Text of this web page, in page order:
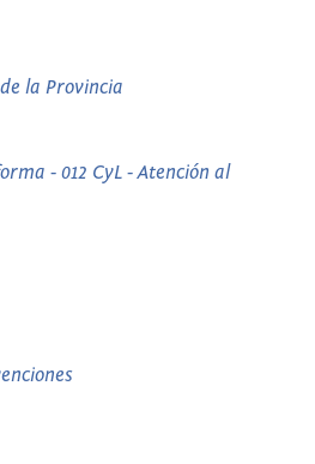
la Provincia
- 012 CyL - Atención al